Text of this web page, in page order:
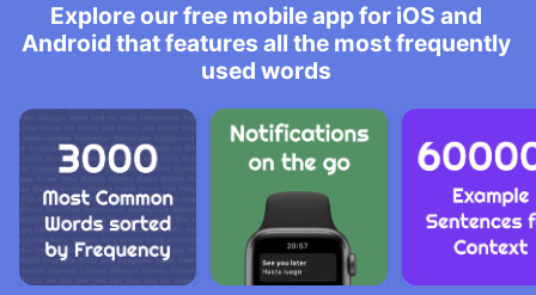
Explore our free mobile app for iOS and
Android that features all the most frequently
used words